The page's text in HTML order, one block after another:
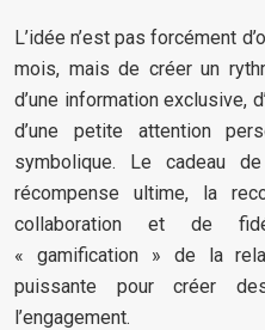
L’idée n’est pas forcément
mois, mais de créer un
d’une information exclusive,
d’une petite attention
symbolique. Le cadeau
récompense ultime, la
collaboration et de
« gamification » de la
puissante pour créer
l’engagement.